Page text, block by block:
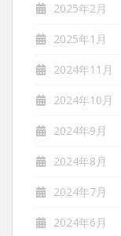
2025年2月
2025年1月
2024年11月
2024年10月
2024年9月
2024年8月
2024年7月
2024年6月